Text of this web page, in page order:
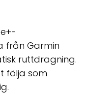
från Garmin
ruttdragning.
följa som